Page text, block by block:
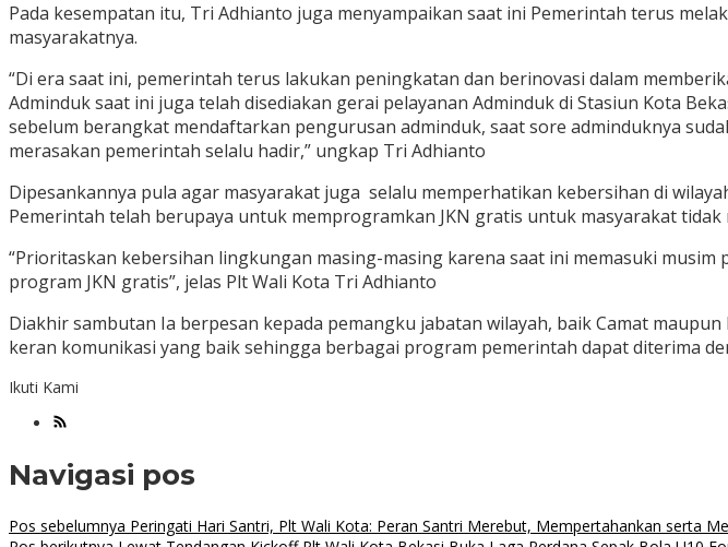
Pada kesempatan itu, Tri Adhianto juga menyampaikan saat ini Pemerintah terus
masyarakatnya.
“Di era saat ini, pemerintah terus lakukan peningkatan dan berinovasi dalam
Adminduk saat ini juga telah disediakan gerai pelayanan Adminduk di Stasiun Kota
sebelum berangkat mendaftarkan pengurusan adminduk, saat sore adminduknya
merasakan pemerintah selalu hadir,” ungkap Tri Adhianto
Dipesankannya pula agar masyarakat juga selalu memperhatikan kebersihan di
Pemerintah telah berupaya untuk memprogramkan JKN gratis untuk masyarakat tidak
“Prioritaskan kebersihan lingkungan masing-masing karena saat ini memasuki
program JKN gratis”, jelas Plt Wali Kota Tri Adhianto
Diakhir sambutan Ia berpesan kepada pemangku jabatan wilayah, baik Camat
keran komunikasi yang baik sehingga berbagai program pemerintah dapat diterima
Ikuti Kami
Navigasi pos
Pos sebelumnya Peringati Hari Santri, Plt Wali Kota: Peran Santri Merebut, Mempertahankan serta